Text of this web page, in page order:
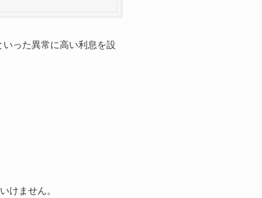
った異常に高い利息を設
けません。